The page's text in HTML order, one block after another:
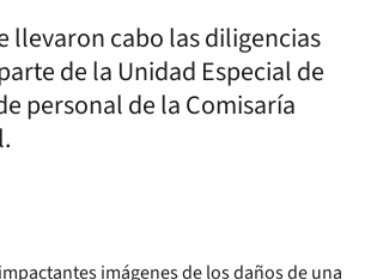
llevaron cabo las diligencias
de la Unidad Especial de
personal de la Comisaría